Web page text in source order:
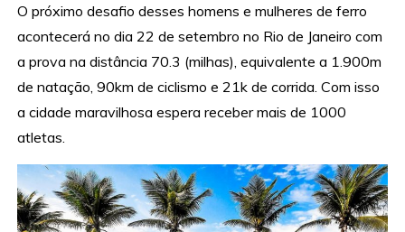
O próximo desafio desses homens e mulheres de ferro
acontecerá no dia 22 de setembro no Rio de Janeiro com
a prova na distância 70.3 (milhas), equivalente a 1.900m
de natação, 90km de ciclismo e 21k de corrida. Com isso
a cidade maravilhosa espera receber mais de 1000
atletas.